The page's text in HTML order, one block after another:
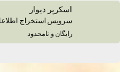
اسکرپر دیوار
سرویس استخراج
رایگان و نامحدود